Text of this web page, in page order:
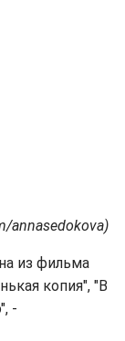
annasedokova)
из фильма
копия", "В
-